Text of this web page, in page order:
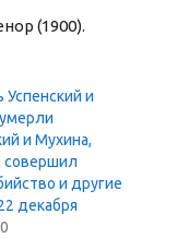
(1900).
и
и Мухина,
совершил
и другие
декабря